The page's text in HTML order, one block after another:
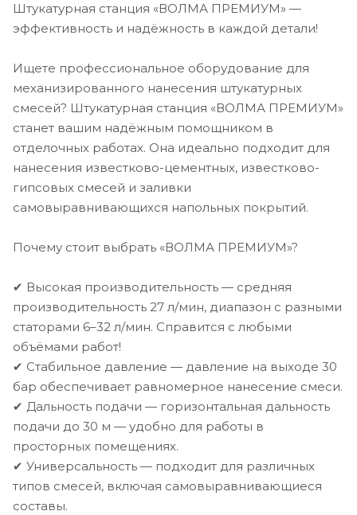
Штукатурная станция «ВОЛМА ПРЕМИУМ» —
эффективность и надёжность в каждой детали!
Ищете профессиональное оборудование для
механизированного нанесения штукатурных
смесей? Штукатурная станция «ВОЛМА ПРЕМИУМ»
станет вашим надёжным помощником в
отделочных работах. Она идеально подходит для
нанесения известково-цементных, известково-
гипсовых смесей и заливки
самовыравнивающихся напольных покрытий.
Почему стоит выбрать «ВОЛМА ПРЕМИУМ»?
✔ Высокая производительность — средняя
производительность 27 л/мин, диапазон с разными
статорами 6–32 л/мин. Справится с любыми
объёмами работ!
✔ Стабильное давление — давление на выходе 30
бар обеспечивает равномерное нанесение смеси.
✔ Дальность подачи — горизонтальная дальность
подачи до 30 м — удобно для работы в
просторных помещениях.
✔ Универсальность — подходит для различных
типов смесей, включая самовыравнивающиеся
составы.